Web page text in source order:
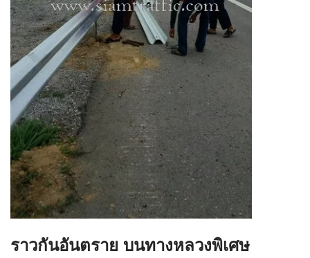
ราวกันอันตราย บนทางหลวงพิเศษ